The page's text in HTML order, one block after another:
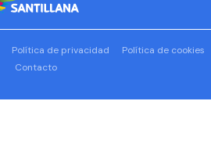
Política de privacidad
Política de cookies
Contacto